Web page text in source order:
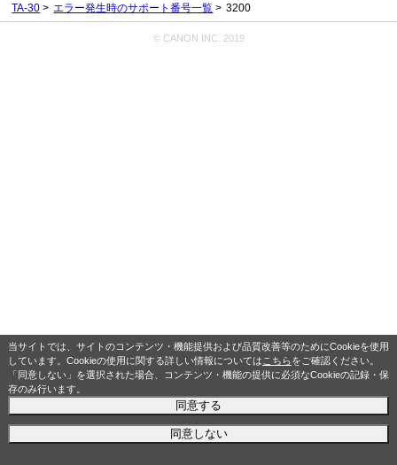
当サイトでは、サイトのコンテンツ・機能提供および品質改善等のためにCookieを使用
しています。Cookieの使用に関する詳しい情報については こちらをご確認ください。
「同意しない」を選択された場合、コンテンツ・機能の提供に必須なCookieの記録・保
存のみ行います。
同意する
同意しない
TA-30 エラー発生時のサポート番号一覧 3200
© CANON INC. 2019